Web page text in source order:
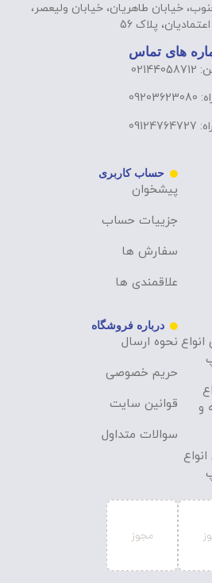
خیابان طاهریان، خیابان ولیعصر،
پلاک 56
های تماس
حساب کاربری
پیشخوان
جزییات حساب
سفارش ها
علاقمندی ها
انواع
و
انواع
درباره فروشگاه
نحوه ارسال
حریم خصوصی
قوانین سایت
سوالات متداول